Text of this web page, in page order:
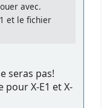
avec.
et le fichier
seras pas!
X-E1 et X-